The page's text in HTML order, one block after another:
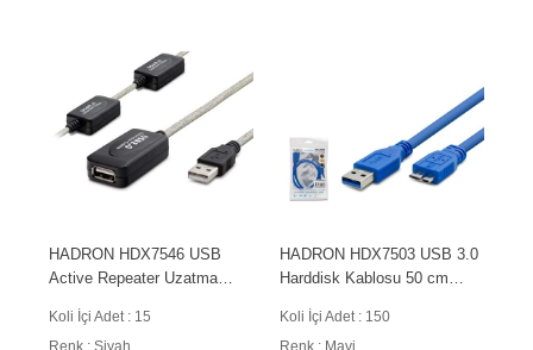
HADRON HDX7546 USB
Active Repeater Uzatma
Koli İçi Adet : 15
Renk : Siyah
HADRON HDX7503 USB 3.0
Harddisk Kablosu 50 cm
Koli İçi Adet : 150
Renk : Mavi